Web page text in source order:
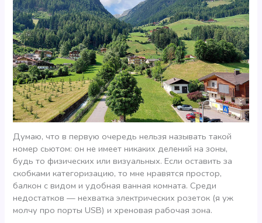
Думаю, что в первую очередь нельзя называть такой
номер сьютом: он не имеет никаких делений на зоны,
будь то физических или визуальных. Если оставить за
скобками категоризацию, то мне нравятся простор,
балкон с видом и удобная ванная комната. Среди
недостатков — нехватка электрических розеток (я уж
молчу про порты USB) и хреновая рабочая зона.